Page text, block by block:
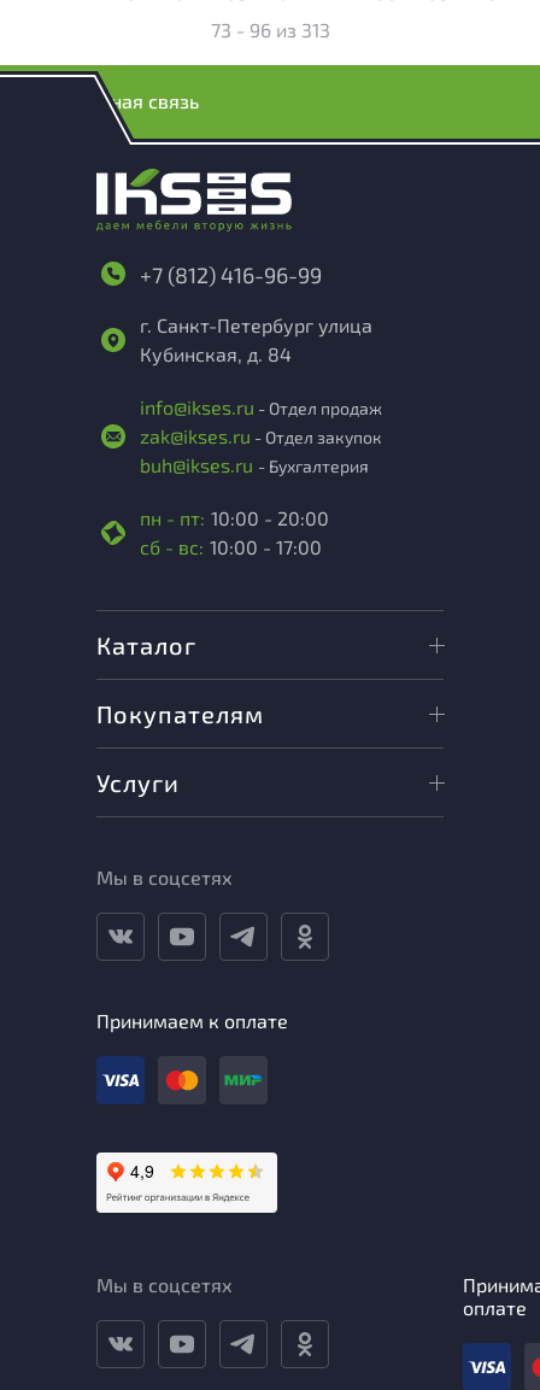
73 - 96 из 313
Обратная связь
+7 (812) 416-96-99
г. Санкт-Петербург улица
Кубинская, д. 84
info@ikses.ru - Отдел продаж
zak@ikses.ru - Отдел закупок
buh@ikses.ru - Бухгалтерия
пн - пт: 10:00 - 20:00
сб - вс: 10:00 - 17:00
Каталог
Покупателям
Услуги
Мы в соцсетях
Принимаем к оплате
Мы в соцсетях
оплате